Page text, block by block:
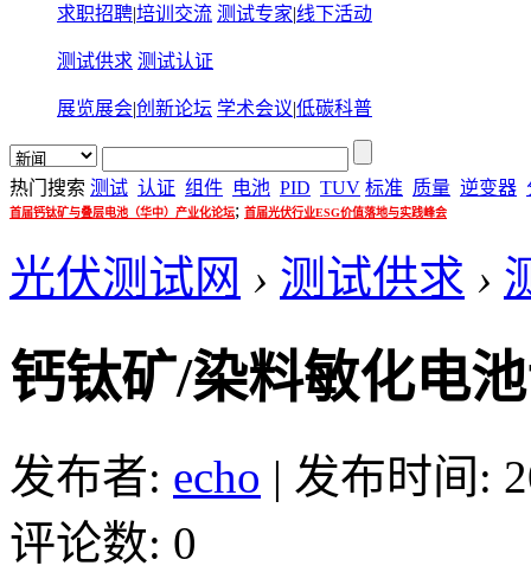
求职招聘|培训交流 测试专家|线下活动
测试供求 测试认证
展览展会|创新论坛 学术会议|低碳科普
热门搜索 测试 认证 组件 电池 PID TUV 标准 质量 逆变器
首届钙钛矿与叠层电池（华中）产业化论坛; 首届光伏行业ESG价值落地与实践峰会
光伏测试网 › 测试供求 ›
钙钛矿/染料敏化电
发布者: echo | 发布时间:
评论数: 0